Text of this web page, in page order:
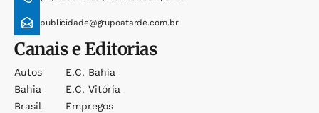
publicidade@grupoatarde.com.br
Canais e Editorias
Autos
Bahia
Brasil
E.c. Bahia
E.c. Vitória
Empregos